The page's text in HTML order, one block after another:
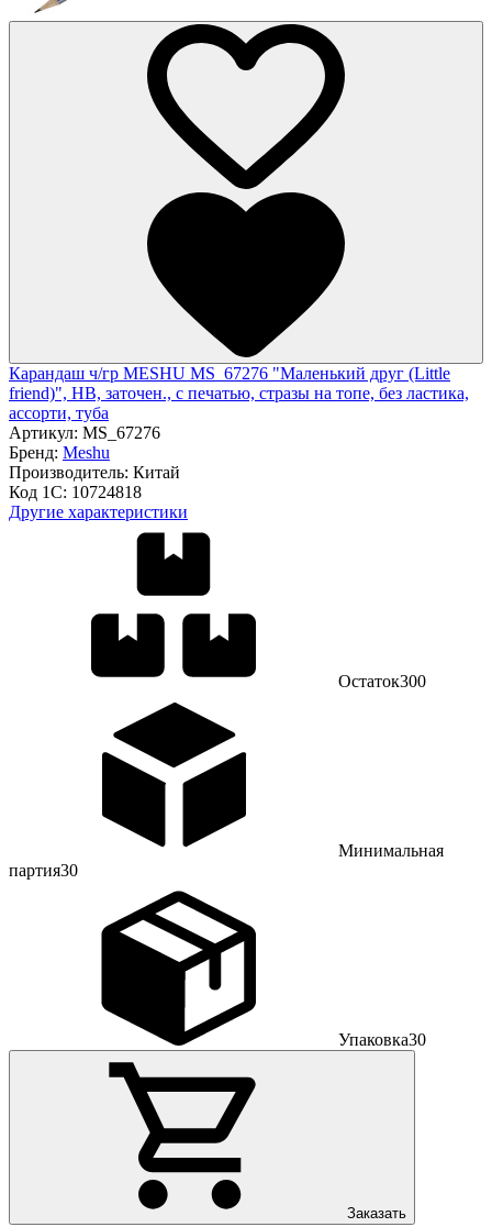
Карандаш ч/гр MESHU MS_67276 "Маленький друг (Little
friend)", HB, заточен., с печатью, стразы на топе, без ластика,
ассорти, туба
Артикул: MS_67276
Бренд: Meshu
Производитель: Китай
Код 1С: 10724818
Другие характеристики
Остаток300
Минимальная
партия30
Упаковка30
Заказать